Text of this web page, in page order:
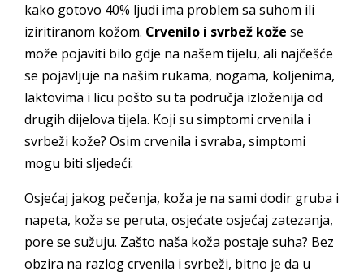
kako gotovo 40% ljudi ima problem sa suhom ili
iziritiranom kožom. Crvenilo i svrbež kože se
može pojaviti bilo gdje na našem tijelu, ali najčešće
se pojavljuje na našim rukama, nogama, koljenima,
laktovima i licu pošto su ta područja izloženija od
drugih dijelova tijela. Koji su simptomi crvenila i
svrbeži kože? Osim crvenila i svraba, simptomi
mogu biti sljedeći:
Osjećaj jakog pečenja, koža je na sami dodir gruba i
napeta, koža se peruta, osjećate osjećaj zatezanja,
pore se sužuju. Zašto naša koža postaje suha? Bez
obzira na razlog crvenila i svrbeži, bitno je da u